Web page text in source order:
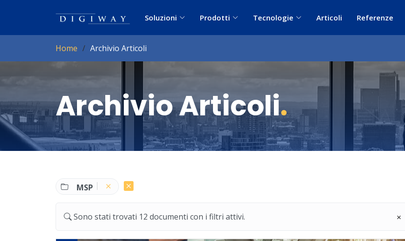
Soluzioni Prodotti Tecnologie Articoli Referenze
Home Archivio Articoli
Archivio Articoli.
MSP
Sono stati trovati 12 documenti con i filtri attivi.